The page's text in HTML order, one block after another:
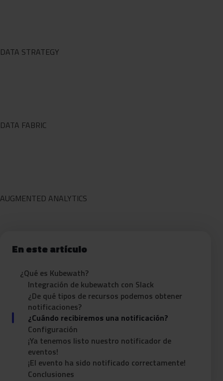
DATA STRATEGY
DATA FABRIC
AUGMENTED ANALYTICS
En este artículo
¿Qué es Kubewath?
Integración de kubewatch con Slack
¿De qué tipos de recursos podemos obtener
notificaciones?
¿Cuándo recibiremos una notificación?
Configuración
¡Ya tenemos listo nuestro notificador de
eventos!
¡El evento ha sido notificado correctamente!
Conclusiones